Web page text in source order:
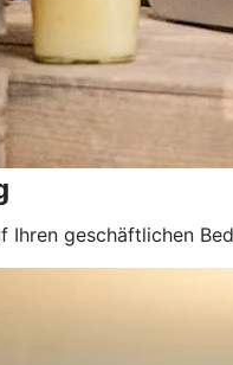
Ihren geschäftlichen